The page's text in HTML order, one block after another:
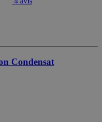
Condensat